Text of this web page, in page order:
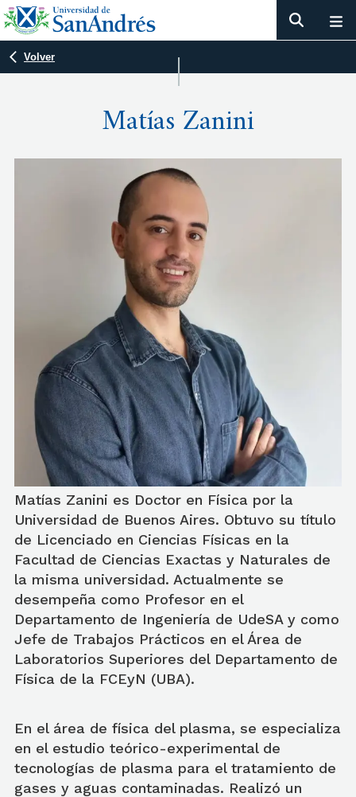
Volver
Matías Zanini
Matías Zanini es Doctor en Física por la
Universidad de Buenos Aires. Obtuvo su título
de Licenciado en Ciencias Físicas en la
Facultad de Ciencias Exactas y Naturales de
la misma universidad. Actualmente se
desempeña como Profesor en el
Departamento de Ingeniería de UdeSA y como
Jefe de Trabajos Prácticos en el Área de
Laboratorios Superiores del Departamento de
Física de la FCEyN (UBA).
En el área de física del plasma, se especializa
en el estudio teórico-experimental de
tecnologías de plasma para el tratamiento de
gases y aguas contaminadas. Realizó un